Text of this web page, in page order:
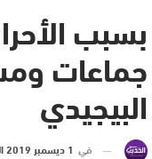
بسبب
جماعات
البيجيدي
في 1 ديسمبر 2019 الساعة 18 و 26 دقيقة